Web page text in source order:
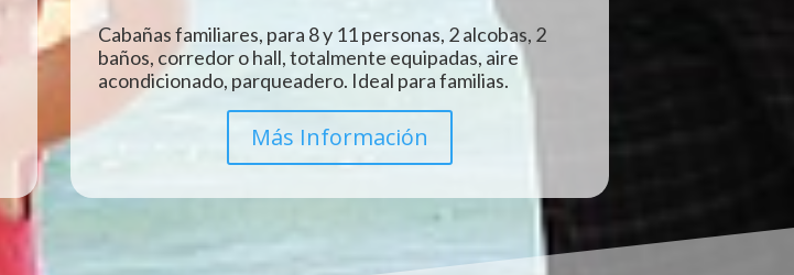
Cabañas familiares, para 8 y 11 personas, 2 alcobas, 2
baños, corredor o hall, totalmente equipadas, aire
acondicionado, parqueadero. Ideal para familias.
Más Información